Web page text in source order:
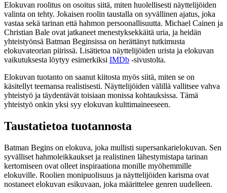
Elokuvan roolitus on osoitus siitä, miten huolellisesti näyttelijöiden
valinta on tehty. Jokaisen roolin taustalla on syvällinen ajatus, joka
vastaa sekä tarinan että hahmon persoonallisuutta. Michael Cainen ja
Christian Bale ovat jatkaneet menestyksekkäitä uria, ja heidän
yhteistyönsä Batman Beginsissa on herättänyt tutkimusta
elokuvateorian piirissä. Lisätietoa näyttelijöiden urista ja elokuvan
vaikutuksesta löytyy esimerkiksi IMDb -sivustolta.
Elokuvan tuotanto on saanut kiitosta myös siitä, miten se on
käsitellyt teemansa realistisesti. Näyttelijöiden välillä vallitsee vahva
yhteistyö ja täydentävät toisiaan monissa kohtauksissa. Tämä
yhteistyö onkin yksi syy elokuvan kulttimaineeseen.
Taustatietoa tuotannosta
Batman Begins on elokuva, joka mullisti supersankarielokuvan. Sen
syvälliset hahmoleikkaukset ja realistinen lähestymistapa tarinan
kertomiseen ovat olleet inspiraationa monille myöhemmille
elokuville. Roolien monipuolisuus ja näyttelijöiden karisma ovat
nostaneet elokuvan esikuvaan, joka määrittelee genren uudelleen.